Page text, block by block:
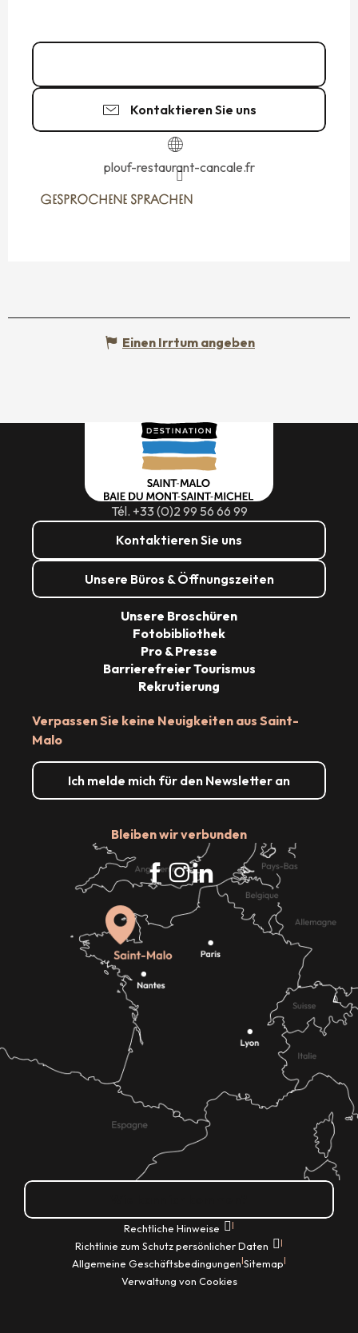
Kontaktieren Sie uns
plouf-restaurant-cancale.fr
GESPROCHENE SPRACHEN
GESPROCHENE SPRACHEN
Einen Irrtum angeben
Tél. +33 (0)2 99 56 66 99
Kontaktieren Sie uns
Unsere Büros & Öffnungszeiten
Verpassen Sie keine Neuigkeiten aus Saint-
Malo
Ich melde mich für den Newsletter an
Bleiben wir verbunden
Unsere Broschüren
Fotobibliothek
Pro & Presse
Barrierefreier Tourismus
Rekrutierung
Rechtliche Hinweise |
Richtlinie zum Schutz persönlicher Daten |
Allgemeine Geschäftsbedingungen|Sitemap|
Verwaltung von Cookies